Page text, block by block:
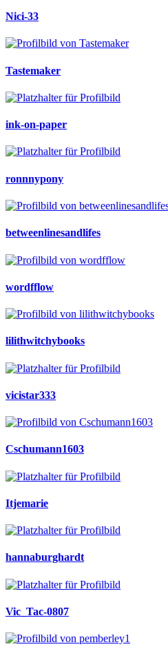
Nici-33
Tastemaker
ink-on-paper
ronnnypony
betweenlinesandlifes
wordfflow
lilithwitchybooks
vicistar333
Cschumann1603
Itjemarie
hannaburghardt
Vic_Tac-0807